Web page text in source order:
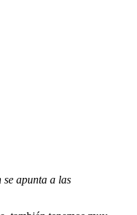
apunta a las